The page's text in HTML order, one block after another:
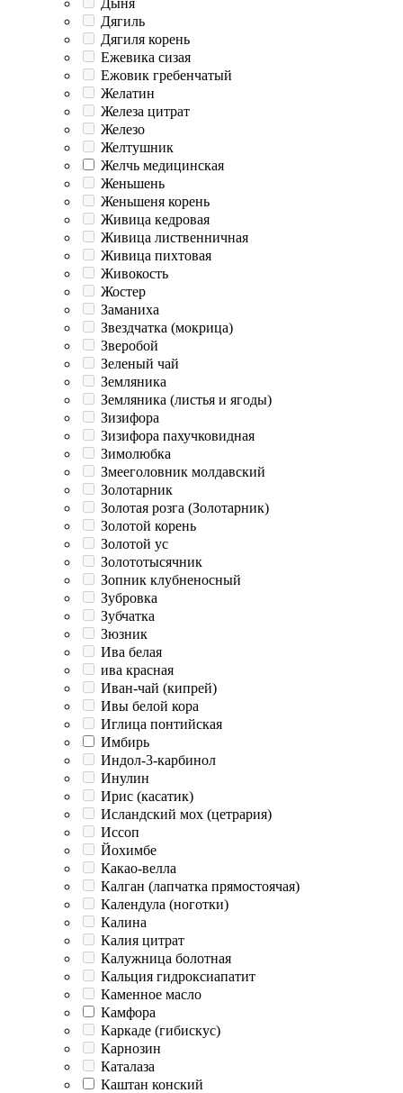
Дягиль
Дягиля корень
Ежевика сизая
Ежовик гребенчатый
Желатин
Железа цитрат
Железо
Желтушник
Желчь медицинская
Женьшень
Женьшеня корень
Живица кедровая
Живица лиственничная
Живица пихтовая
Живокость
Жостер
Заманиха
Звездчатка (мокрица)
Зверобой
Зеленый чай
Земляника
Земляника (листья и ягоды)
Зизифора
Зизифора пахучковидная
Зимолюбка
Змееголовник молдавский
Золотарник
Золотая розга (Золотарник)
Золотой корень
Золотой ус
Золототысячник
Зопник клубненосный
Зубровка
Зубчатка
Зюзник
Ива белая
ива красная
Иван-чай (кипрей)
Ивы белой кора
Иглица понтийская
Имбирь
Индол-3-карбинол
Инулин
Ирис (касатик)
Исландский мох (цетрария)
Иссоп
Йохимбе
Какао-велла
Калган (лапчатка прямостоячая)
Календула (ноготки)
Калина
Калия цитрат
Калужница болотная
Кальция гидроксиапатит
Каменное масло
Камфора
Каркаде (гибискус)
Карнозин
Каталаза
Каштан конский